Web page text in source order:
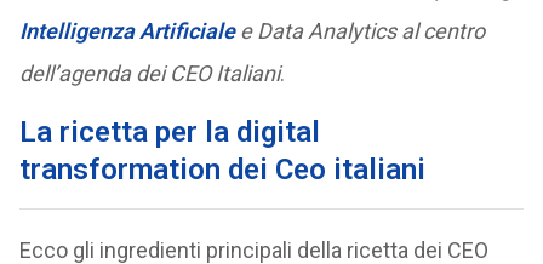
Intelligenza Artificialee Data Analytics al centro
dell’agenda dei CEO Italiani.
La ricetta per la digital
transformation dei Ceo italiani
Ecco gli ingredienti principali della ricetta dei CEO